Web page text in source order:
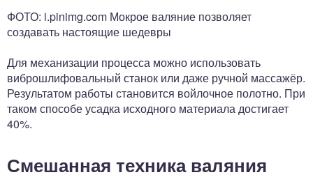
ФОТО: i.pinimg.com Мокрое валяние позволяет
создавать настоящие шедевры
Для механизации процесса можно использовать
виброшлифовальный станок или даже ручной массажёр.
Результатом работы становится войлочное полотно. При
таком способе усадка исходного материала достигает
40%.
Смешанная техника валяния